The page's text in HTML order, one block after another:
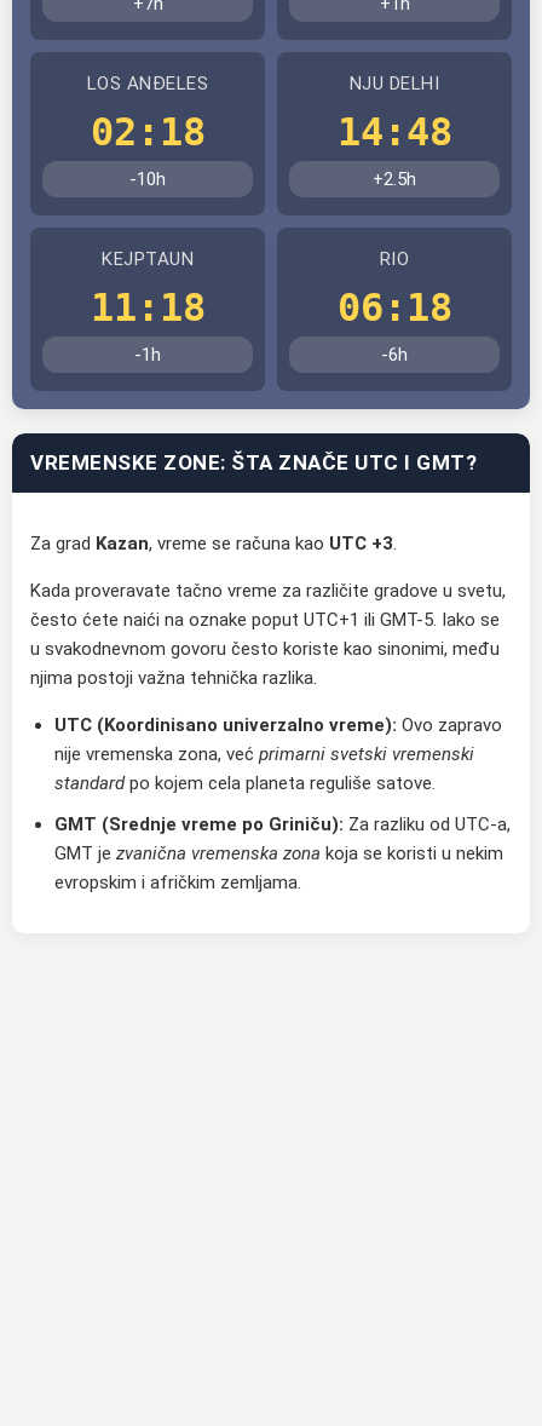
LOS ANĐELES
02:18
-10h
NJU DELHI
14:48
+2.5h
KEJPTAUN
11:18
-1h
RIO
06:18
-6h
VREMENSKE ZONE: ŠTA ZNAČE UTC I GMT?
Za grad Kazan, vreme se računa kao UTC +3.
Kada proveravate tačno vreme za različite gradove u svetu,
često ćete naići na oznake poput UTC+1 ili GMT-5. Iako se
u svakodnevnom govoru često koriste kao sinonimi, među
njima postoji važna tehnička razlika.
UTC (Koordinisano univerzalno vreme): Ovo zapravo
nije vremenska zona, već primarni svetski vremenski
standardpo kojem cela planeta reguliše satove.
GMT (Srednje vreme po Griniču): Za razliku od UTC-a,
GMT je zvanična vremenska zona koja se koristi u nekim
evropskim i afričkim zemljama.